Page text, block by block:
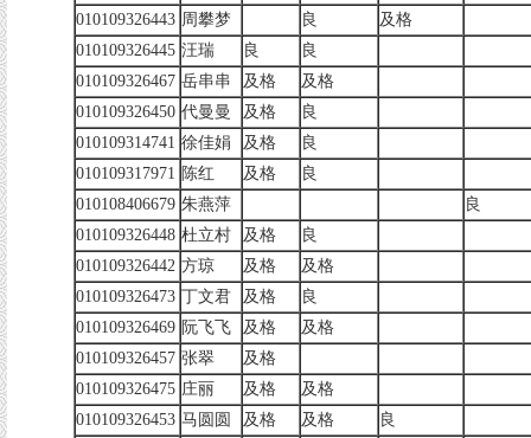
010109326443 周攀梦 良
及格
010109326445 汪瑞 良
良
010109326467 岳串串 及格
及格
010109326450 代曼曼 及格
良
010109314741 徐佳娟 及格
良
010109317971 陈红 及格
良
010108406679 朱燕萍
良
010109326448 杜立村 及格
良
010109326442 方琼 及格
及格
010109326473 丁文君 及格
良
010109326469 阮飞飞 及格
及格
010109326457 张翠
及格
010109326475 庄丽 及格
及格
010109326453 马圆圆 及格 及格
良